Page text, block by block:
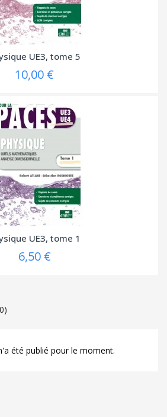
UE3, tome 5
10,00 €
UE3, tome 1
6,50 €
été publié pour le moment.